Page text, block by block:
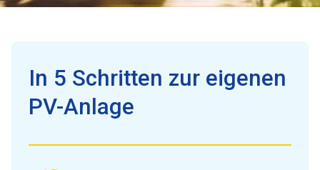
In 5 Schritten zur eigenen
PV-Anlage